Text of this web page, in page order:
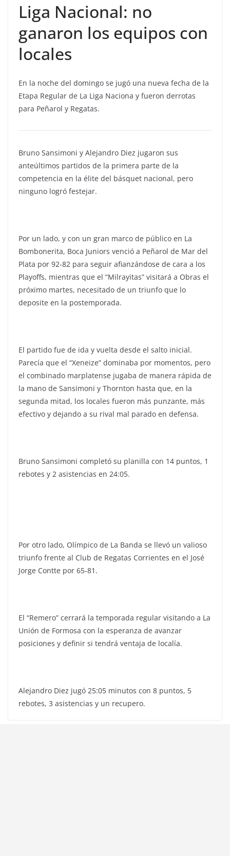
Liga Nacional: no
ganaron los equipos con
locales
En la noche del domingo se jugó una nueva fecha de la
Etapa Regular de La Liga Naciona y fueron derrotas
para Peñarol y Regatas.
Bruno Sansimoni y Alejandro Diez jugaron sus
anteúltimos partidos de la primera parte de la
competencia en la élite del básquet nacional, pero
ninguno logró festejar.
Por un lado, y con un gran marco de público en La
Bombonerita, Boca Juniors venció a Peñarol de Mar del
Plata por 92-82 para seguir afianzándose de cara a los
Playoffs, mientras que el “Milrayitas” visitará a Obras el
próximo martes, necesitado de un triunfo que lo
deposite en la postemporada.
El partido fue de ida y vuelta desde el salto inicial.
Parecía que el “Xeneize” dominaba por momentos, pero
el combinado marplatense jugaba de manera rápida de
la mano de Sansimoni y Thornton hasta que, en la
segunda mitad, los locales fueron más punzante, más
efectivo y dejando a su rival mal parado en defensa.
Bruno Sansimoni completó su planilla con 14 puntos, 1
rebotes y 2 asistencias en 24:05.
Por otro lado, Olímpico de La Banda se llevó un valioso
triunfo frente al Club de Regatas Corrientes en el José
Jorge Contte por 65-81.
El “Remero” cerrará la temporada regular visitando a La
Unión de Formosa con la esperanza de avanzar
posiciones y definir si tendrá ventaja de localía.
Alejandro Diez jugó 25:05 minutos con 8 puntos, 5
rebotes, 3 asistencias y un recupero.